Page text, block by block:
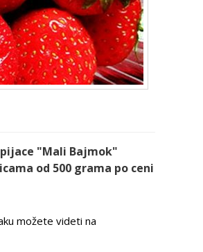
"Mali Bajmok"
od 500 grama po ceni
možete videti na